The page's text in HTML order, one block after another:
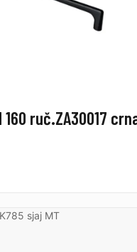
160 ruč.ZA30017